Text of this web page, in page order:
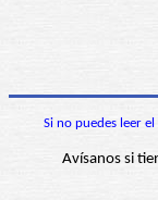
Si no puedes leer
Avísanos si